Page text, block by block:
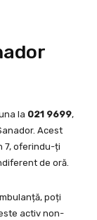
la 021 9699,
Acest
7, oferindu-ți
de oră.
poți
activ non-